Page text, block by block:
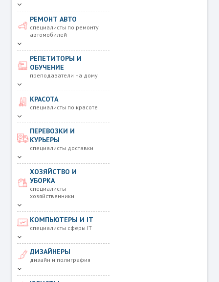
РЕМОНТ АВТО
специалисты по ремонту
автомобилей
РЕПЕТИТОРЫ И
ОБУЧЕНИЕ
преподаватели на дому
КРАСОТА
специалисты по красоте
ПЕРЕВОЗКИ И
КУРЬЕРЫ
специалисты доставки
ХОЗЯЙСТВО И
УБОРКА
специалисты
хозяйственники
КОМПЬЮТЕРЫ И IT
специалисты сферы IT
ДИЗАЙНЕРЫ
дизайн и полиграфия